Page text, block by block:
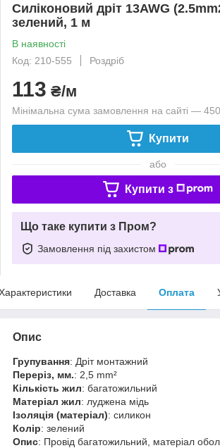
Силіконовий дріт 13AWG
зелений, 1 м
В наявності
Код: 210-555
Роздріб
113 ₴/м
Мінімальна сума замовлення на сайті —
Купити
або
Купити з
Що таке купити з Пром?
Замовлення під захистом
Доставка Оплата
Опис
Групування: Дріт монтажний
Переріз, мм.: 2,5 mm²
Кількість жил: багатожильний
Матеріал жил: луджена мідь
Ізоляція (матеріал): силикон
Колір: зелений
Опис: Провід багатожильний, матеріал